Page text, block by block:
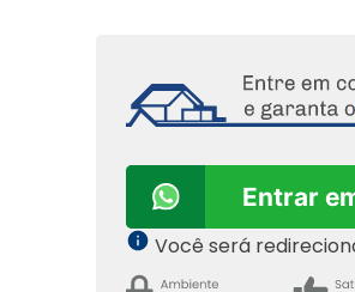
Entrar
Você será